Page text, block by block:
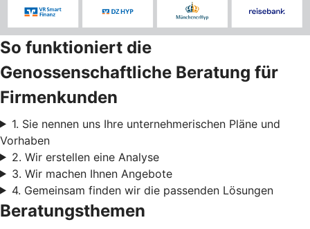
So funktioniert die
Genossenschaftliche Beratung für
Firmenkunden
1. Sie nennen uns Ihre unternehmerischen Pläne und
Vorhaben
2. Wir erstellen eine Analyse
3. Wir machen Ihnen Angebote
4. Gemeinsam finden wir die passenden Lösungen
Beratungsthemen